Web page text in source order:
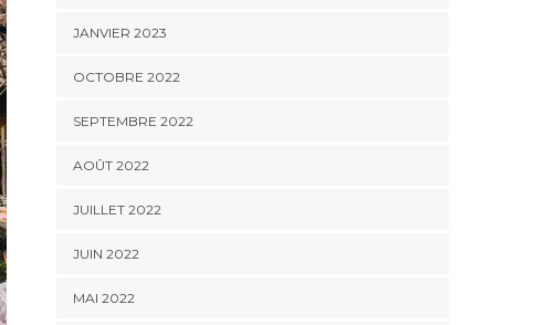
JANVIER 2023
OCTOBRE 2022
SEPTEMBRE 2022
AOÛT 2022
JUILLET 2022
JUIN 2022
MAI 2022